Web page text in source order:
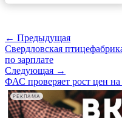
← Предыдущая
Свердловская
по зарплате
Следующая →
ФАС проверяет рост цен на
РЕКЛАМА